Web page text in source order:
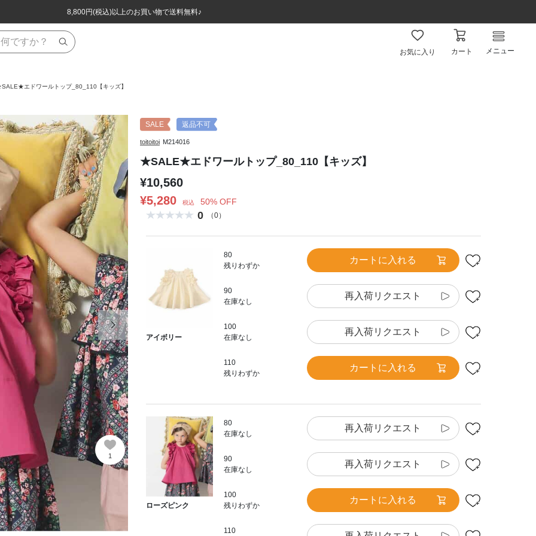
8,800円(税込)以上のお買い物で送料無料♪
ほぼ全品半額！！8/12(水)お昼12:59まで！！
8,800円(税込)以上のお買い物で送料無料♪
ほぼ全品半額！！8/12(水)お昼12:59まで！！
お気に入り カート メニュー
エドワールトップ_80_110【キッズ】
1
次の画像
SALE 返品不可
toitoitoi M214016
★SALE★エドワールトップ_80_110【キッズ】
¥10,560
¥5,280
税込 50% OFF
0 （0）
アイボリー
80
残りわずか
カートに入れる
90
在庫なし
再入荷リクエスト
100
在庫なし
再入荷リクエスト
110
残りわずか
カートに入れる
ローズピンク
80
在庫なし
再入荷リクエスト
90
在庫なし
再入荷リクエスト
100
残りわずか
カートに入れる
110